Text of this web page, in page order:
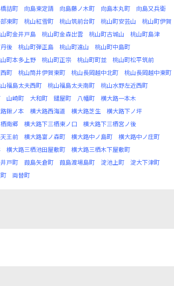
詰町 向島東定請 向島藤ノ木町 向島本丸町
向島又兵衛
東町 桃山紅雪町 桃山筑前台町 桃山町安芸山
桃山町伊賀
町金井戸島 桃山町金森出雲 桃山町古城山
桃山町島津
後 桃山町弾正島 桃山町遠山
桃山町中島町
町本多上野 桃山町正宗 桃山町町並
桃山町松平筑前
町 桃山筒井伊賀東町 桃山長岡越中北町
桃山長岡越中東町
福島太夫西町 桃山福島太夫南町
桃山水野左近西町
山崎町 大和町 鑓屋町 八幡町
横大路一本木
鍬ノ本 横大路西海道 横大路芝生
横大路下ノ坪
南郷 横大路下三栖東ノ口
横大路下三栖宮ノ後
王前 横大路富ノ森町 横大路中ノ島町
横大路中ノ庄町
横大路三栖池田屋敷町
横大路三栖木下屋敷町
戸町 葭島矢倉町 葭島渡場島町 淀池上町
淀大下津町
両替町